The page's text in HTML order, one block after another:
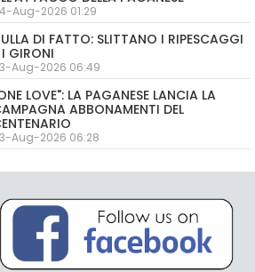
Aug-2026 01:29
DI FATTO: SLITTANO I RIPESCAGGI
I GIRONI
Aug-2026 06:49
LOVE": LA PAGANESE LANCIA LA
ABBONAMENTI DEL
Aug-2026 06:28